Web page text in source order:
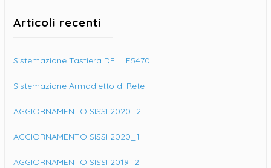
Articoli recenti
Sistemazione Tastiera DELL E5470
Sistemazione Armadietto di Rete
AGGIORNAMENTO SISSI 2020_2
AGGIORNAMENTO SISSI 2020_1
AGGIORNAMENTO SISSI 2019_2